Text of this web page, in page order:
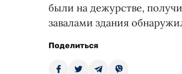
были на дежурстве,
завалами здания
Поделиться